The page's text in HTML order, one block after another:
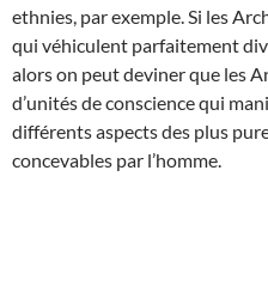
ethnies, par exemple. Si les
qui véhiculent parfaitement
alors on peut deviner que les
d’unités de conscience qui
différents aspects des plus
concevables par l’homme.